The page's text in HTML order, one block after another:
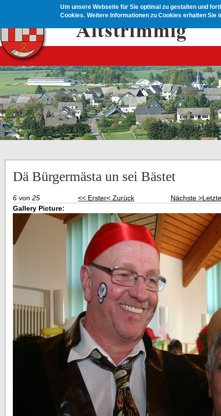
Um unsere Webseite für Sie optimal zu gestalten und
Cookies. Weitere Informationen zu Cookies erhalten Sie
Dä Bürgermästa un sei Bästet
6 von 25 << Erster< Zurück Nächste >
Gallery Picture: